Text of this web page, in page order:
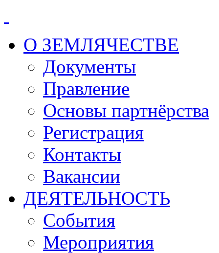
О ЗЕМЛЯЧЕСТВЕ
Документы
Правление
Основы партнёрства
Регистрация
Контакты
Вакансии
ДЕЯТЕЛЬНОСТЬ
События
Мероприятия